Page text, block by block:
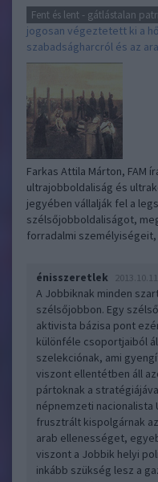
Fent és lent - gátlástalan
jogosan végeztetett ki a
szabadságharcról és az
Farkas Attila Márton, FAM
ultrajobboldaliság és
jegyében vállalják fel a
szélsőjobboldaliságot,
forradalmi
énisszeretlek
A Jobbiknak minden
szélsőjobbon. Egy
aktivista bázisa pont
különféle csoportjaiból
szelekciónak, ami
viszont ellentétben áll
pártoknak a
népnemzeti nacionalista
frusztrált kispolgárnak
arab ellenességet,
viszont a Jobbik helyi
inkább szükség lesz a